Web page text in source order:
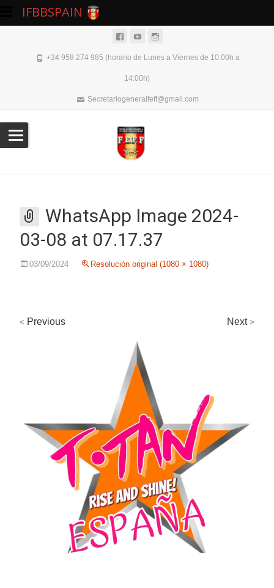
+34 958 274 985 (horario de Lunes a Viernes de 10:00h a
14:00h)
Secretariogeneralfeff@gmail.com
WhatsApp Image 2024-
03-08 at 07.17.37
03/09/2024 Resolución original (1080 × 1080)
< Previous Next >
IFBBSPAIN